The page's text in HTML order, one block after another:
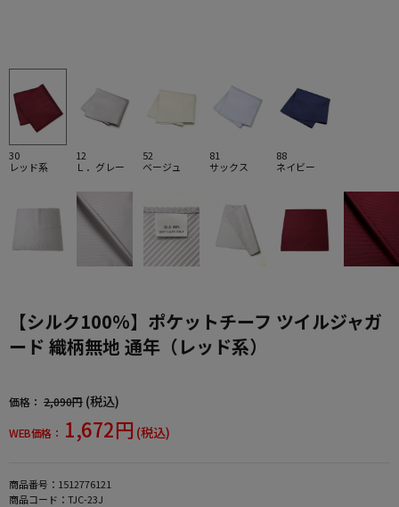
30
レッド系
12
Ｌ．グレー
52
ベージュ
81
サックス
88
ネイビー
【シルク100%】ポケットチーフ ツイルジャガ
ード 織柄無地 通年（レッド系）
価格： 2,090円 (税込)
WEB価格： 1,672円 (税込)
商品番号： 1512776121
商品コード： TJC-23J